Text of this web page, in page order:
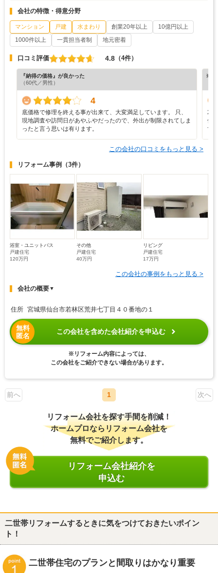
会社の特徴・得意分野
マンション 戸建 水まわり 創業20年以上
10億円以上
1000件以上
一貫担当者制 地元密着
口コミ評価 4.8 （4件）
『納得の価格』が良かった
（60代／男性）
4
底価格で修理を終える事が出来て、大変満足しています。 只、
現地調査や訪問日があやふやだったので、外出が制限されてしま
ったと言う思いは有ります。
※ホ
2年
修
す
この会社の口コミをもっと見る >
リフォーム事例 （3件）
浴室・ユニットバス
戸建住宅
120万円
その他
戸建住宅
40万円
リビング
戸建住宅
17万円
この会社の事例をもっと見る >
会社の概要▼
住所 宮城県仙台市若林区荒井七丁目４０番地の１
無料
匿名
この会社を含めた会社紹介を申込む
※リフォーム内容によっては、
この会社をご紹介できない場合があります。
前へ 1 次へ
リフォーム会社を探す手間を削減！
ホームプロならリフォーム会社を
無料でご紹介します。
リフォーム会社紹介を
申込む
二世帯リフォームするときに気をつけておきたいポイン
ト！
二世帯住宅のプランと間取りはかなり重要